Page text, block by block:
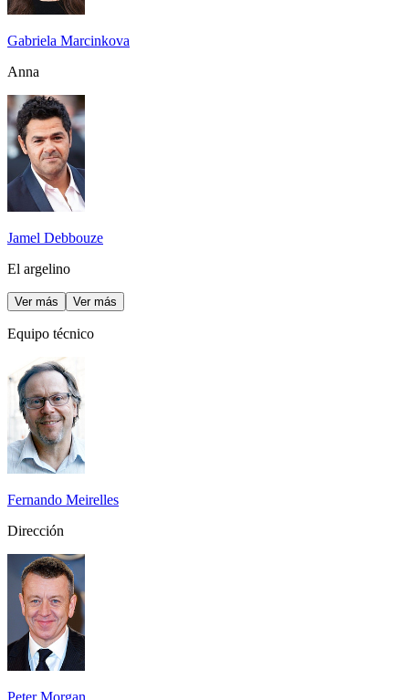
Gabriela Marcinkova
Anna
Jamel Debbouze
El argelino
Ver más Ver más
Equipo técnico
Fernando Meirelles
Dirección
Peter Morgan